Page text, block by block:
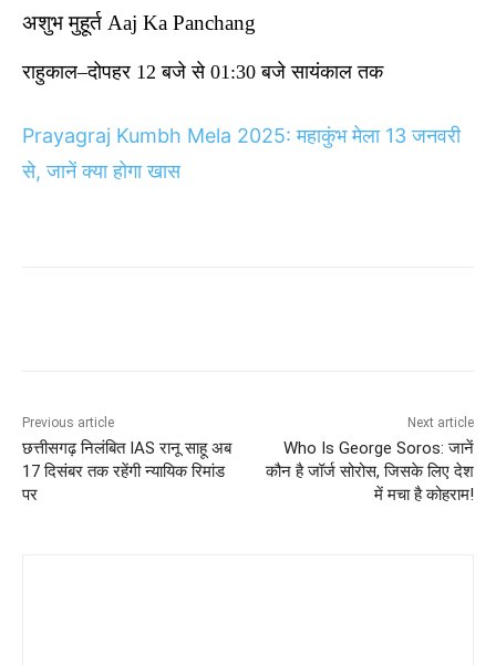
अशुभ मुहूर्त Aaj Ka Panchang
राहुकाल–दोपहर 12 बजे से 01:30 बजे सायंकाल तक
Prayagraj Kumbh Mela 2025: महाकुंभ मेला 13 जनवरी
से, जानें क्या होगा खास
Previous article
छत्तीसगढ़ निलंबित IAS रानू साहू अब
17 दिसंबर तक रहेंगी न्यायिक रिमांड
पर
Next article
Who Is George Soros: जानें
कौन है जॉर्ज सोरोस, जिसके लिए देश
में मचा है कोहराम!